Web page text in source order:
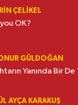
ÇELIKEL
OK?
GÜLDOĞAN
Yanında Bir
AYÇA KARAKUŞ